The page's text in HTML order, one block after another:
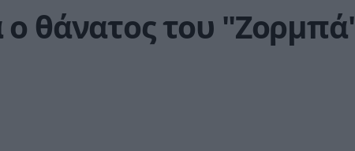
θάνατος του